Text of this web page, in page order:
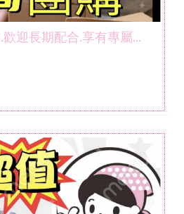
迎長期配合.享有專屬優